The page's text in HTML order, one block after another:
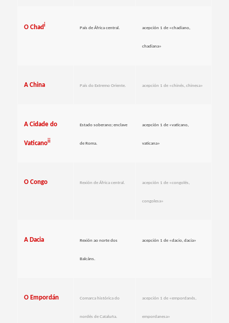
O Chadi País de África central. acepción 1 de «chadiano,
chadiana»
A China País do Extremo Oriente. acepción 1 de «chinés, chinesa»
A Cidade do
Vaticanoii
Estado soberano; enclave
de Roma.
acepción 1 de «vaticano,
vaticana»
O Congo Rexión de África central. acepción 1 de «congolés,
congolesa»
A Dacia Rexión ao norte dos
Balcáns.
acepción 1 de «dacio, dacia»
O Empordán Comarca histórica do
nordés de Cataluña.
acepción 1 de «empordanés,
empordanesa»